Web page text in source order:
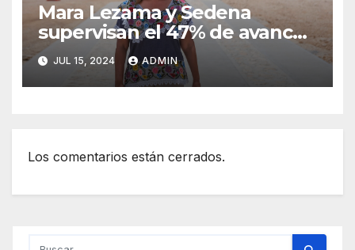
Mara Lezama y Sedena
supervisan el 47% de avance
de la obra “Puerta al Mar” en
Felipe Carrillo Puerto
JUL 15, 2024 ADMIN
Los comentarios están cerrados.